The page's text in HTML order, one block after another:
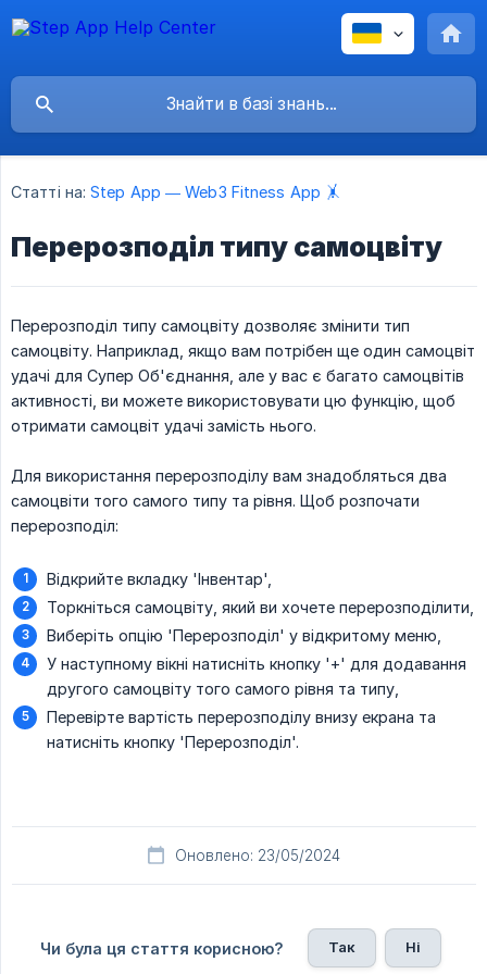
Статті на: Step App — Web3 Fitness App 🤸
Перерозподіл типу самоцвіту
Перерозподіл типу самоцвіту дозволяє змінити тип
самоцвіту. Наприклад, якщо вам потрібен ще один самоцвіт
удачі для Супер Об'єднання, але у вас є багато самоцвітів
активності, ви можете використовувати цю функцію, щоб
отримати самоцвіт удачі замість нього.
Для використання перерозподілу вам знадобляться два
самоцвіти того самого типу та рівня. Щоб розпочати
перерозподіл:
Відкрийте вкладку 'Інвентар',
Торкніться самоцвіту, який ви хочете перерозподілити,
Виберіть опцію 'Перерозподіл' у відкритому меню,
У наступному вікні натисніть кнопку '+' для додавання
другого самоцвіту того самого рівня та типу,
Перевірте вартість перерозподілу внизу екрана та
натисніть кнопку 'Перерозподіл'.
Оновлено: 23/05/2024
Чи була ця стаття корисною? Так Ні